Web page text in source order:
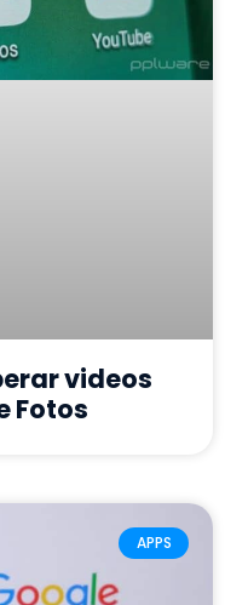
videos
Fotos
APPS